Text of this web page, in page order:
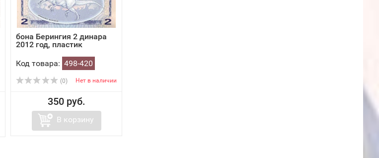
бона Берингия 2 динара
2012 год, пластик
Код товара: 498-420
(0) Нет в наличии
350 руб.
В корзину